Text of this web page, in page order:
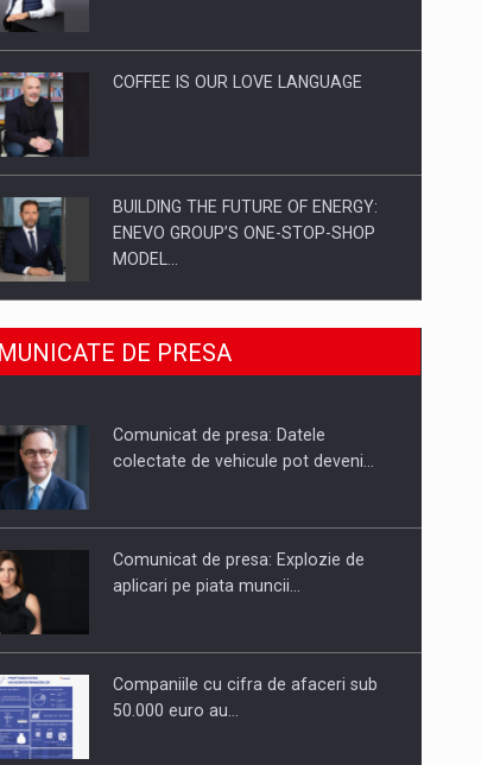
COFFEE IS OUR LOVE LANGUAGE
BUILDING THE FUTURE OF ENERGY:
ENEVO GROUP’S ONE-STOP-SHOP
MODEL…
ROOTED IN ROMANIA, BUILT TO
DELIVER TECHNOLOGY FOR THE…
PUTTING ROMANIAN CORPORATE
DE PRESA
Comunicat de presa: Datele
colectate de vehicule pot deveni…
Comunicat de presa: Explozie de
aplicari pe piata muncii…
Companiile cu cifra de afaceri sub
50.000 euro au…